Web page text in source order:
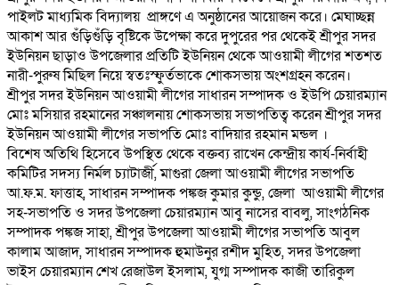
পাইলট মাধ্যমিক বিদ্যালয় প্রাঙ্গণে এ অনুষ্ঠানের আয়োজন করে। মেঘাচ্ছন্ন
আকাশ আর গুঁড়িগুঁড়ি বৃষ্টিকে উপেক্ষা করে দুপুরের পর থেকেই শ্রীপুর সদর
ইউনিয়ন ছাড়াও উপজেলার প্রতিটি ইউনিয়ন থেকে আওয়ামী লীগের শতশত
নারী-পুরুষ মিছিল নিয়ে স্বতঃস্ফুর্তভাকে শোকসভায় অংশগ্রহন করেন।
শ্রীপুর সদর ইউনিয়ন আওয়ামী লীগের সাধারন সম্পাদক ও ইউপি চেয়ারম্যান
মোঃ মসিয়ার রহমানের সঞ্চালনায় শোকসভায় সভাপতিত্ব করেন শ্রীপুর সদর
ইউনিয়ন আওয়ামী লীগের সভাপতি মোঃ বাদিয়ার রহমান মন্ডল ।
বিশেষ অতিথি হিসেবে উপস্থিত থেকে বক্তব্য রাখেন কেন্দ্রীয় কার্য-নির্বাহী
কমিটির সদস্য নির্মল চ্যাটার্জী, মাগুরা জেলা আওয়ামী লীগের সভাপতি
আ.ফ.ম. ফাত্তাহ, সাধারন সম্পাদক পঙ্কজ কুমার কুন্ডু, জেলা আওয়ামী লীগের
সহ-সভাপতি ও সদর উপজেলা চেয়ারম্যান আবু নাসের বাবলু, সাংগঠনিক
সম্পাদক পঙ্কজ সাহা, শ্রীপুর উপজেলা আওয়ামী লীগের সভাপতি আবুল
কালাম আজাদ, সাধারন সম্পাদক হুমাউনুর রশীদ মুহিত, সদর উপজেলা
ভাইস চেয়ারম্যান শেখ রেজাউল ইসলাম, যুগ্ম সম্পাদক কাজী তারিকুল